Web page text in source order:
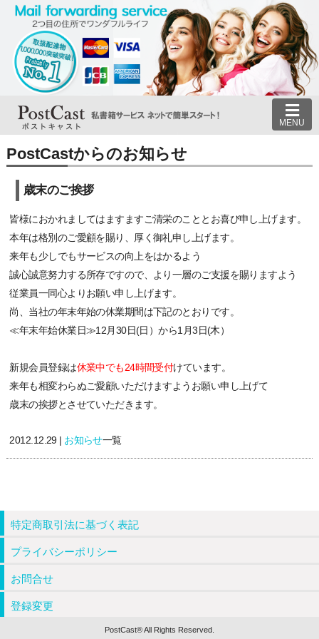
MENU
PostCastからのお知らせ
歳末のご挨拶
皆様におかれましてはますますご清栄のこととお喜び申し上げます。
本年は格別のご愛顧を賜り、厚く御礼申し上げます。
来年も少しでもサービスの向上をはかるよう
誠心誠意努力する所存ですので、より一層のご支援を賜りますよう
従業員一同心よりお願い申し上げます。
尚、当社の年末年始の休業期間は下記のとおりです。
≪年末年始休業日≫12月30日(日）から1月3日(木）
新規会員登録は休業中でも24時間受付けています。
来年も相変わらぬご愛顧いただけますようお願い申し上げて
歳末の挨拶とさせていただきます。
2012.12.29 | お知らせ一覧
特定商取引法に基づく表記
プライバシーポリシー
お問合せ
登録変更
PostCast® All Rights Reserved.